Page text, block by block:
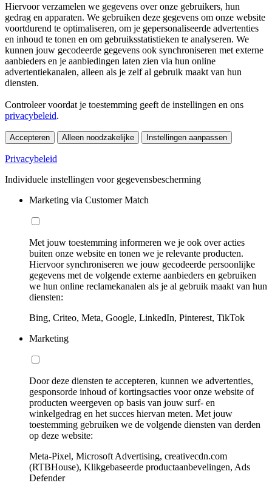
Hiervoor verzamelen we gegevens over onze gebruikers, hun
gedrag en apparaten. We gebruiken deze gegevens om onze website
voortdurend te optimaliseren, om je gepersonaliseerde advertenties
en inhoud te tonen en om gebruiksstatistieken te analyseren. We
kunnen jouw gecodeerde gegevens ook synchroniseren met externe
aanbieders en je aanbiedingen laten zien via hun online
advertentiekanalen, alleen als je zelf al gebruik maakt van hun
diensten.
Controleer voordat je toestemming geeft de instellingen en ons
privacybeleid.
Accepteren Alleen noodzakelijke Instellingen aanpassen
Privacybeleid
Individuele instellingen voor gegevensbescherming
Marketing via Customer Match
Met jouw toestemming informeren we je ook over acties
buiten onze website en tonen we je relevante producten.
Hiervoor synchroniseren we jouw gecodeerde persoonlijke
gegevens met de volgende externe aanbieders en gebruiken
we hun online reclamekanalen als je al gebruik maakt van hun
diensten:
Bing, Criteo, Meta, Google, LinkedIn, Pinterest, TikTok
Marketing
Door deze diensten te accepteren, kunnen we advertenties,
gesponsorde inhoud of kortingsacties voor onze website of
producten weergeven op basis van jouw surf- en
winkelgedrag en het succes hiervan meten. Met jouw
toestemming gebruiken we de volgende diensten van derden
op deze website:
Meta-Pixel, Microsoft Advertising, creativecdn.com
(RTBHouse), Klikgebaseerde productaanbevelingen, Ads
Defender